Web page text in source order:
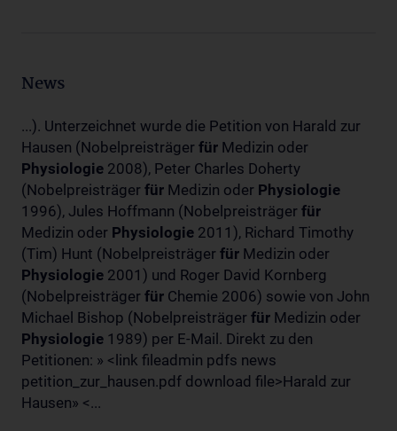
News
...). Unterzeichnet wurde die Petition von Harald zur
Hausen (Nobelpreisträger für Medizin oder
Physiologie 2008), Peter Charles Doherty
(Nobelpreisträger für Medizin oder Physiologie
1996), Jules Hoffmann (Nobelpreisträger für
Medizin oder Physiologie 2011), Richard Timothy
(Tim) Hunt (Nobelpreisträger für Medizin oder
Physiologie 2001) und Roger David Kornberg
(Nobelpreisträger für Chemie 2006) sowie von John
Michael Bishop (Nobelpreisträger für Medizin oder
Physiologie 1989) per E-Mail. Direkt zu den
Petitionen: » <link fileadmin pdfs news
petition_zur_hausen.pdf download file>Harald zur
Hausen» <...